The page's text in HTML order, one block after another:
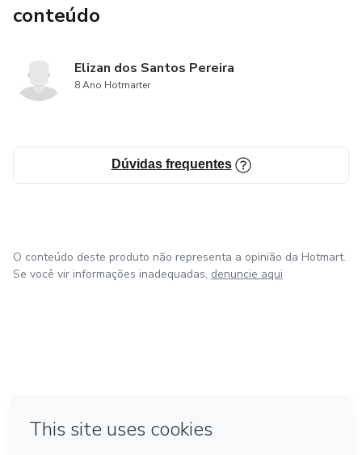
conteúdo
Elizan dos Santos Pereira
8 Ano Hotmarter
Dúvidas frequentes
O conteúdo deste produto não representa a opinião da Hotmart.
Se você vir informações inadequadas, denuncie aqui
Feito com ❤ na Cidade do México